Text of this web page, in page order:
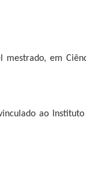
mestrado, em
ao